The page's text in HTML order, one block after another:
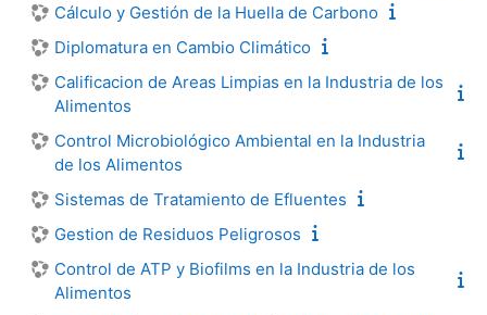
Cálculo y Gestión de la Huella de Carbono
Diplomatura en Cambio Climático
Calificacion de Areas Limpias en la Industria de los
Alimentos
Control Microbiológico Ambiental en la Industria
de los Alimentos
Sistemas de Tratamiento de Efluentes
Gestion de Residuos Peligrosos
Control de ATP y Biofilms en la Industria de los
Alimentos